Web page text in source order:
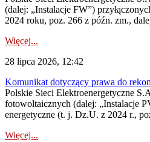
(dalej: „Instalacje FW”)
2024 roku, poz. 266 z późn. zm.,
Więcej...
28 lipca 2026, 12:42
Komunikat dotyczący prawa do
Polskie Sieci Elektroenergetyczne
fotowoltaicznych (dalej: „Instalacje
energetyczne (t. j. Dz.U. z 2024 r.,
Więcej...